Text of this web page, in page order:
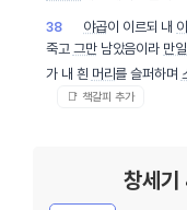
38 야곱이 이르되 내
죽고 그만남았음이라 만일
가 내 흰 머리를 슬퍼하며
📑 책갈피 추가
창세